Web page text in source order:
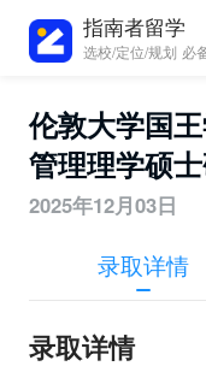
指南者留学
选校/定位/规划 必
伦敦大学国
管理理学硕
2025年12月03日
录取详情
录取详情